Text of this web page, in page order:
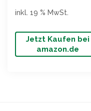
Jetzt Kaufen bei
amazon.de
inkl. 19 % MwSt.